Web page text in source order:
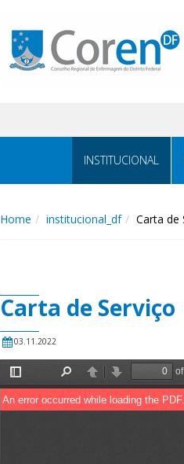
INSTITUCIONAL
Home institucional_df Carta de
Carta de Serviço
03.11.2022